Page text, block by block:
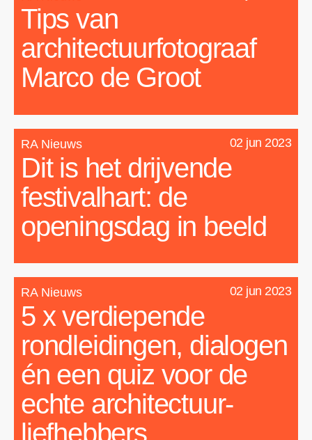
Tips van
architectuurfotograaf
Marco de Groot
RA Nieuws 02 jun 2023
Dit is het drijvende
festivalhart: de
openingsdag in beeld
RA Nieuws 02 jun 2023
5 x verdiepende
rondleidingen, dialogen
én een quiz voor de
echte architectuur­
liefhebbers